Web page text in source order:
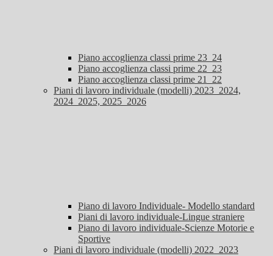
Piano accoglienza classi prime 23_24
Piano accoglienza classi prime 22_23
Piano accoglienza classi prime 21_22
Piani di lavoro individuale (modelli) 2023_2024,
2024_2025, 2025_2026
Piano di lavoro Individuale- Modello standard
Piani di lavoro individuale-Lingue straniere
Piano di lavoro individuale-Scienze Motorie e
Sportive
Piani di lavoro individuale (modelli) 2022_2023